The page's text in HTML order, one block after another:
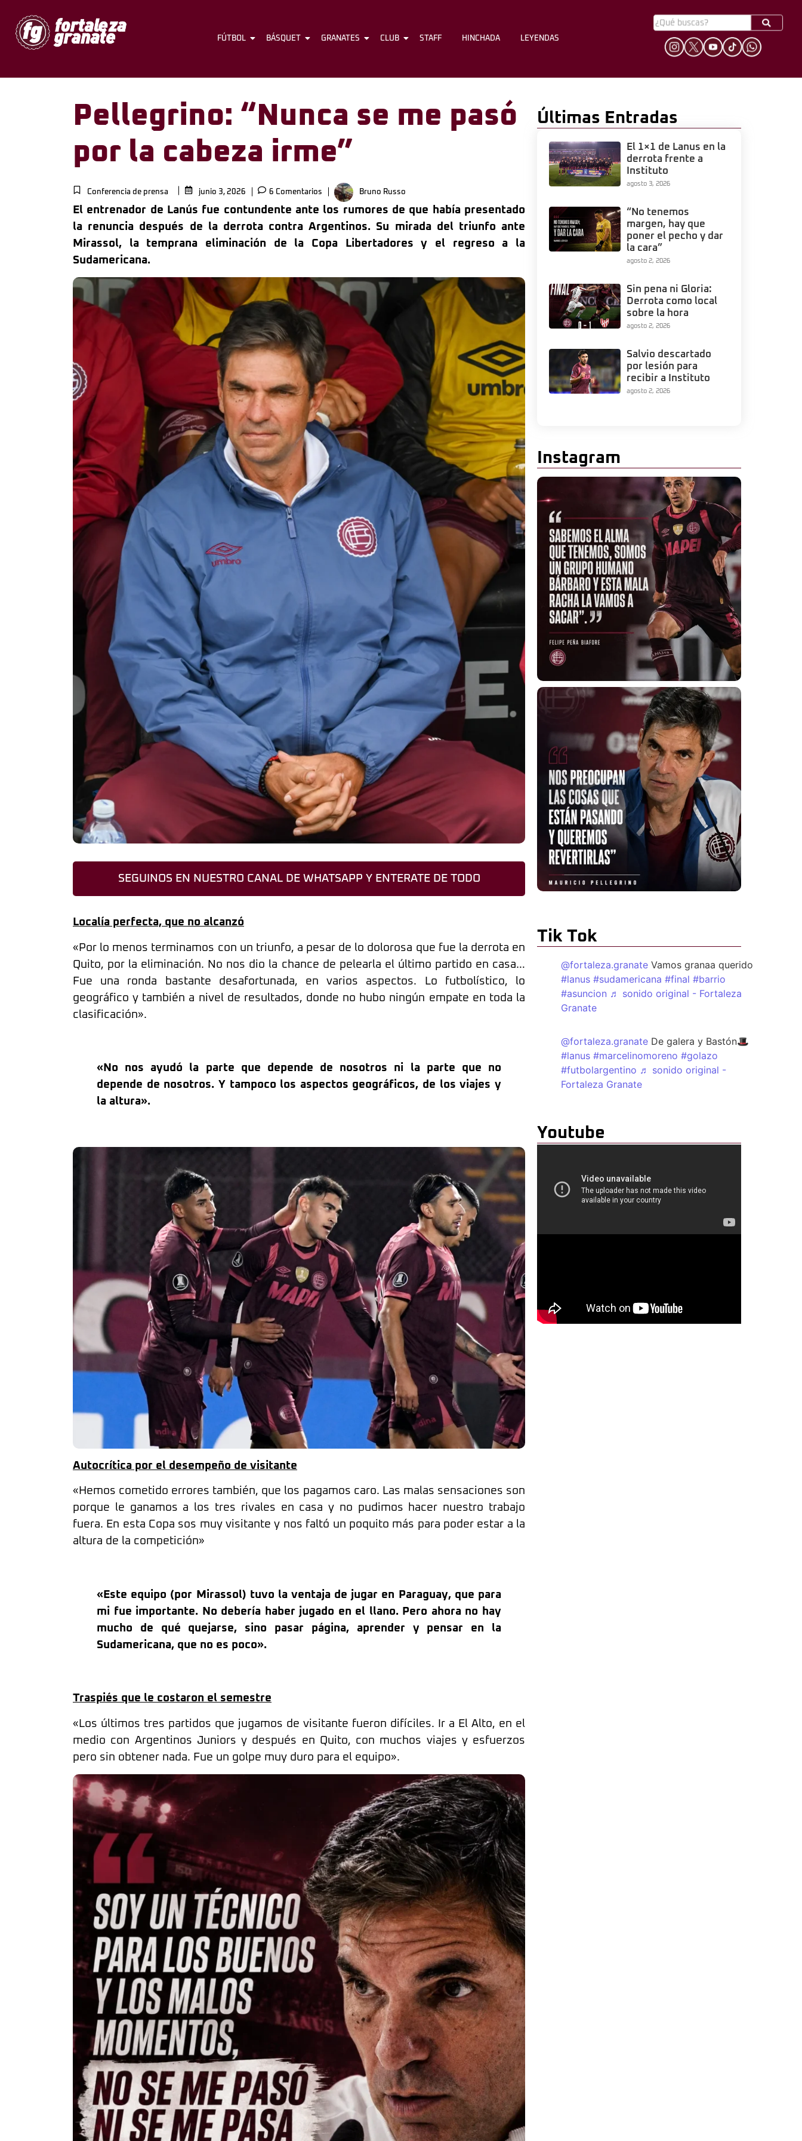
FÚTBOL BÁSQUET GRANATES CLUB STAFF HINCHADA
FÚTBOL BÁSQUET GRANATES CLUB STAFF HINCHADA LEYENDAS
Pellegrino: “Nunca se me pasó
por la cabeza irme”
Conferencia de prensa junio 3, 2026 6 Comentarios Bruno Russo
El entrenador de Lanús fue contundente ante los rumores de que había presentado
la renuncia después de la derrota contra Argentinos. Su mirada del triunfo ante
Mirassol, la temprana eliminación de la Copa Libertadores y el regreso a la
Sudamericana.
SEGUINOS EN NUESTRO CANAL DE WHATSAPP Y ENTERATE DE TODO
Localía perfecta, que no alcanzó
«Por lo menos terminamos con un triunfo, a pesar de lo dolorosa que fue la derrota en
Quito, por la eliminación. No nos dio la chance de pelearla el último partido en casa…
Fue una ronda bastante desafortunada, en varios aspectos. Lo futbolístico, lo
geográfico y también a nivel de resultados, donde no hubo ningún empate en toda la
clasificación».
«No nos ayudó la parte que depende de nosotros ni la parte que no
depende de nosotros. Y tampoco los aspectos geográficos, de los viajes y
la altura».
Autocrítica por el desempeño de visitante
«Hemos cometido errores también, que los pagamos caro. Las malas sensaciones son
porque le ganamos a los tres rivales en casa y no pudimos hacer nuestro trabajo
fuera. En esta Copa sos muy visitante y nos faltó un poquito más para poder estar a la
altura de la competición»
«Este equipo (por Mirassol) tuvo la ventaja de jugar en Paraguay, que para
mi fue importante. No debería haber jugado en el llano. Pero ahora no hay
mucho de qué quejarse, sino pasar página, aprender y pensar en la
Sudamericana, que no es poco».
Traspiés que le costaron el semestre
«Los últimos tres partidos que jugamos de visitante fueron difíciles. Ir a El Alto, en el
medio con Argentinos Juniors y después en Quito, con muchos viajes y esfuerzos
pero sin obtener nada. Fue un golpe muy duro para el equipo».
Últimas Entradas
El 1×1 de Lanus en la
derrota frente a
Instituto
agosto 3, 2026
“No tenemos
margen, hay que
poner el pecho y dar
la cara”
agosto 2, 2026
Sin pena ni Gloria:
Derrota como local
sobre la hora
agosto 2, 2026
Salvio descartado
por lesión para
recibir a Instituto
agosto 2, 2026
Instagram
Tik Tok
@fortaleza.granate Vamos granaa querido
#lanus #sudamericana #final #barrio
#asuncion ♬ sonido original - Fortaleza
Granate
@fortaleza.granate De galera y Bastón🎩
#lanus #marcelinomoreno #golazo
#futbolargentino ♬ sonido original -
Fortaleza Granate
Youtube